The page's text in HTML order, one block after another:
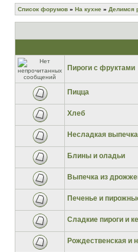
Список форумов » На кухне » Делимся
Пироги с фруктами
Пицца
Хлеб
Несладкая выпечка
Блины и оладьи
Выпечка из
Печенье и
Сладкие пироги и
Рождественская и